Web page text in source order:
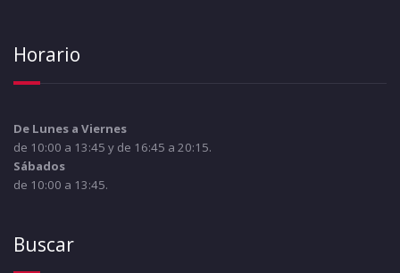
Horario
De Lunes a Viernes
de 10:00 a 13:45 y de 16:45 a 20:15.
Sábados
de 10:00 a 13:45.
Buscar